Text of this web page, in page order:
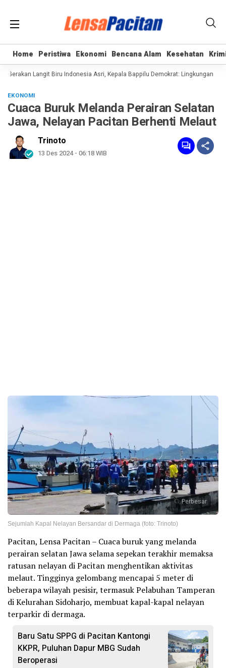
Home Peristiwa Ekonomi Bencana Alam Kesehatan
Home Peristiwa Ekonomi Bencana Alam Kesehatan
Gerakan Langit Biru Indonesia Asri, Kepala Bappilu Demokrat: Lingkungan
EKONOMI
Cuaca Buruk Melanda Perairan Selatan
Jawa, Nelayan Pacitan Berhenti Melaut
Trinoto
13 Des 2024 - 06:18 WIB
Perbesar
Sejumlah Kapal Nelayan Bersandar di Dermaga (foto: Trinoto)
Pacitan, Lensa Pacitan – Cuaca buruk yang melanda
perairan selatan Jawa selama sepekan terakhir memaksa
ratusan nelayan di Pacitan menghentikan aktivitas
melaut. Tingginya gelombang mencapai 5 meter di
beberapa wilayah pesisir, termasuk Pelabuhan Tamperan
di Kelurahan Sidoharjo, membuat kapal-kapal nelayan
terparkir di dermaga.
Baru Satu SPPG di Pacitan Kantongi
KKPR, Puluhan Dapur MBG Sudah
Beroperasi